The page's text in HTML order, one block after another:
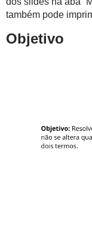
também pode
Objetivo